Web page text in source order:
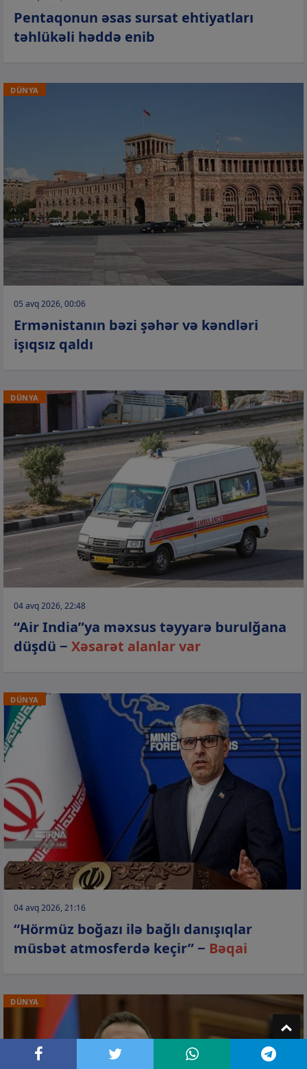
Pentaqonun əsas sursat ehtiyatları
təhlükəli həddə enib
DÜNYA
05 avq 2026, 00:06
Ermənistanın bəzi şəhər və kəndləri
işıqsız qaldı
DÜNYA
04 avq 2026, 22:48
“Air India”ya məxsus təyyarə burulğana
düşdü − Xəsarət alanlar var
DÜNYA
04 avq 2026, 21:16
“Hörmüz boğazı ilə bağlı danışıqlar
müsbət atmosferdə keçir” − Bəqai
DÜNYA